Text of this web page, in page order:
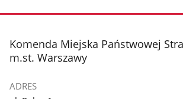
zdjęcie
galerii.
zdjęcie
galerii.
stopka
Komenda Miejska Państwowej
m.st. Warszawy
ADRES